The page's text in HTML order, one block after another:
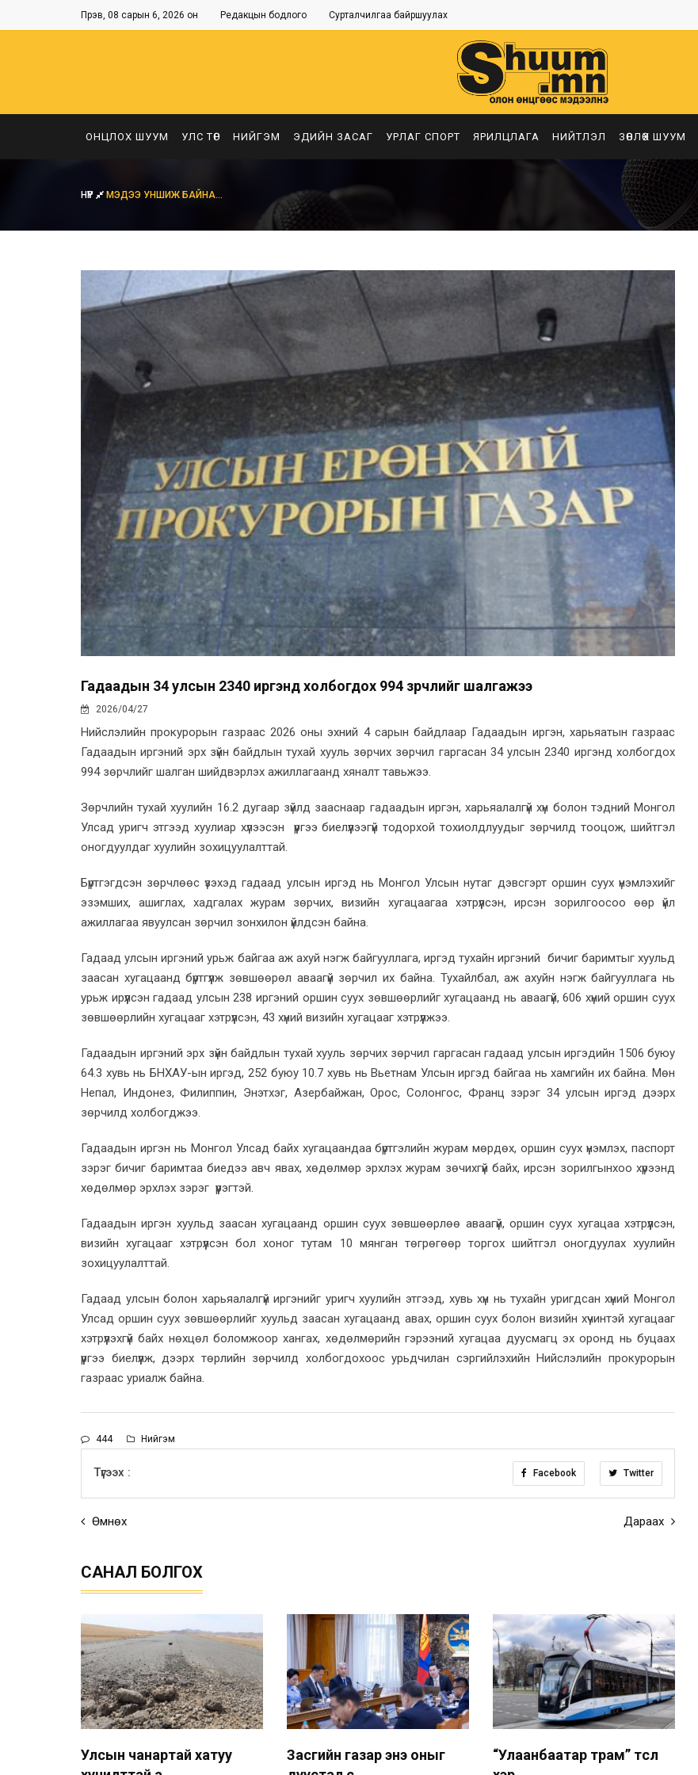
Пүрэв, 08 сарын 6, 2026 он Редакцын бодлого Сурталчилгаа байршуулах
ОНЦЛОХ ШУУМ УЛС ТӨР НИЙГЭМ ЭДИЙН ЗАСАГ УРЛАГ СПОРТ ЯРИЛЦЛАГА НИЙТЛЭЛ ЗӨВЛӨХ ШУУМ
НҮҮР МЭДЭЭ УНШИЖ БАЙНА...
Гадаадын 34 улсын 2340 иргэнд холбогдох 994 зөрчлийг шалгажээ
2026/04/27
Нийслэлийн прокурорын газраас 2026 оны эхний 4 сарын байдлаар Гадаадын иргэн, харьяатын газраас
Гадаадын иргэний эрх зүйн байдлын тухай хууль зөрчих зөрчил гаргасан 34 улсын 2340 иргэнд холбогдох
994 зөрчлийг шалган шийдвэрлэх ажиллагаанд хяналт тавьжээ.
Зөрчлийн тухай хуулийн 16.2 дугаар зүйлд зааснаар гадаадын иргэн, харьяалалгүй хүн болон тэдний Монгол
Улсад уригч этгээд хуулиар хүлээсэн үүргээ биелүүлээгүй тодорхой тохиолдлуудыг зөрчилд тооцож, шийтгэл
оногдуулдаг хуулийн зохицуулалттай.
Бүртгэгдсэн зөрчлөөс үзэхэд гадаад улсын иргэд нь Монгол Улсын нутаг дэвсгэрт оршин суух үнэмлэхийг
эзэмших, ашиглах, хадгалах журам зөрчих, визийн хугацаагаа хэтрүүлсэн, ирсэн зорилгоосоо өөр үйл
ажиллагаа явуулсан зөрчил зонхилон үйлдсэн байна.
Гадаад улсын иргэний урьж байгаа аж ахуй нэгж байгууллага, иргэд тухайн иргэний бичиг баримтыг хуульд
заасан хугацаанд бүртгүүлж зөвшөөрөл аваагүй зөрчил их байна. Тухайлбал, аж ахуйн нэгж байгууллага нь
урьж ирүүлсэн гадаад улсын 238 иргэний оршин суух зөвшөөрлийг хугацаанд нь аваагүй, 606 хүний оршин суух
зөвшөөрлийн хугацааг хэтрүүлсэн, 43 хүний визийн хугацааг хэтрүүлжээ.
Гадаадын иргэний эрх зүйн байдлын тухай хууль зөрчих зөрчил гаргасан гадаад улсын иргэдийн 1506 буюу
64.3 хувь нь БНХАУ-ын иргэд, 252 буюу 10.7 хувь нь Вьетнам Улсын иргэд байгаа нь хамгийн их байна. Мөн
Непал, Индонез, Филиппин, Энэтхэг, Азербайжан, Орос, Солонгос, Франц зэрэг 34 улсын иргэд дээрх
зөрчилд холбогджээ.
Гадаадын иргэн нь Монгол Улсад байх хугацаандаа бүртгэлийн журам мөрдөх, оршин суух үнэмлэх, паспорт
зэрэг бичиг баримтаа биедээ авч явах, хөдөлмөр эрхлэх журам зөчихгүй байх, ирсэн зорилгынхоо хүрээнд
хөдөлмөр эрхлэх зэрэг үүрэгтэй.
Гадаадын иргэн хуульд заасан хугацаанд оршин суух зөвшөөрлөө аваагүй, оршин суух хугацаа хэтрүүлсэн,
визийн хугацааг хэтрүүлсэн бол хоног тутам 10 мянган төгрөгөөр торгох шийтгэл оногдуулах хуулийн
зохицуулалттай.
Гадаад улсын болон харьяалалгүй иргэнийг уригч хуулийн этгээд, хувь хүн нь тухайн уригдсан хүний Монгол
Улсад оршин суух зөвшөөрлийг хуульд заасан хугацаанд авах, оршин суух болон визийн хүчинтэй хугацааг
хэтрүүлэхгүй байх нөхцөл боломжоор хангах, хөдөлмөрийн гэрээний хугацаа дуусмагц эх оронд нь буцаах
үүргээ биелүүлж, дээрх төрлийн зөрчилд холбогдохоос урьдчилан сэргийлэхийн Нийслэлийн прокурорын
газраас уриалж байна.
444 Нийгэм
Түгээх : Facebook Twitter
Өмнөх Дараах
САНАЛ БОЛГОХ
Улсын чанартай хатуу
Засгийн газар энэ оныг
“Улаанбаатар трам” төсөл